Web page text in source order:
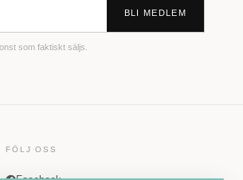
BLI MEDLEM
som faktiskt säljs.
FÖLJ OSS